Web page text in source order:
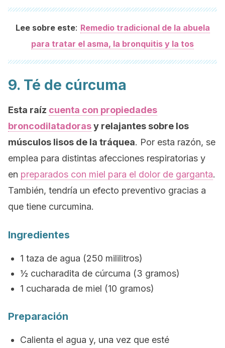
Lee sobre este: Remedio tradicional de la abuela
para tratar el asma, la bronquitis y la tos
9. Té de cúrcuma
Esta raíz cuenta con propiedades
broncodilatadorasy relajantes sobre los
músculos lisos de la tráquea. Por esta razón, se
emplea para distintas afecciones respiratorias y
en preparados con miel para el dolor de garganta.
También, tendría un efecto preventivo gracias a
que tiene curcumina.
Ingredientes
1 taza de agua (250 mililitros)
½ cucharadita de cúrcuma (3 gramos)
1 cucharada de miel (10 gramos)
Preparación
Calienta el agua y, una vez que esté